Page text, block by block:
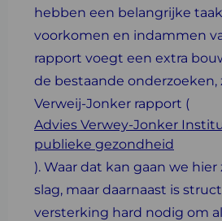
hebben een belangrijke
voorkomen en indammen
rapport voegt een extra
de bestaande onderzoeken,
Verweij-Jonker rapport (
Advies Verwey-Jonker
publieke gezondheid
). Waar dat kan gaan we
slag, maar daarnaast is
versterking hard nodig om